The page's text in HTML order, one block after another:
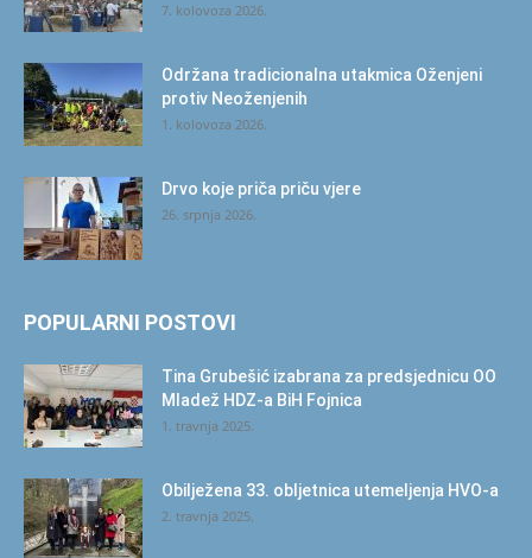
7. kolovoza 2026.
Održana tradicionalna utakmica Oženjeni
protiv Neoženjenih
1. kolovoza 2026.
Drvo koje priča priču vjere
26. srpnja 2026.
POPULARNI POSTOVI
Tina Grubešić izabrana za predsjednicu OO
Mladež HDZ-a BiH Fojnica
1. travnja 2025.
Obilježena 33. obljetnica utemeljenja HVO-a
2. travnja 2025.